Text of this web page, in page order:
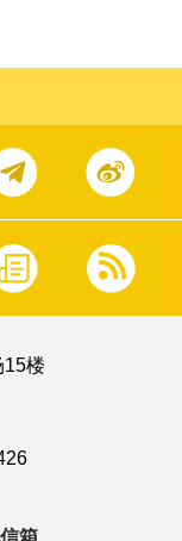
15楼
箱